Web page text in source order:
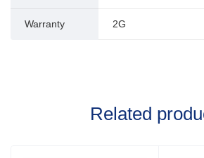
Warranty 2G
Related